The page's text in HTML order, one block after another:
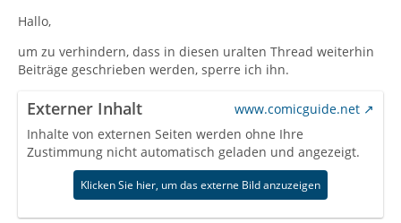
Hallo,
um zu verhindern, dass in diesen uralten Thread weiterhin
Beiträge geschrieben werden, sperre ich ihn.
Externer Inhalt
www.comicguide.net
Inhalte von externen Seiten werden ohne Ihre
Zustimmung nicht automatisch geladen und angezeigt.
Klicken Sie hier, um das externe Bild anzuzeigen